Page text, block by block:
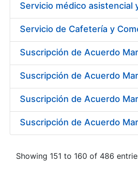
Showing 151 to 160 of 486